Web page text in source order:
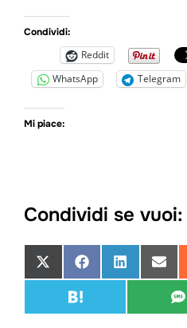
Condividi:
Reddit
WhatsApp
Telegram
Mi piace:
Condividi se vuoi:
SHARE ON
X (TWITTER)
SHARE ON
FACEBOOKSHARE ON
LINKEDIN
SHARE ON
HATENA